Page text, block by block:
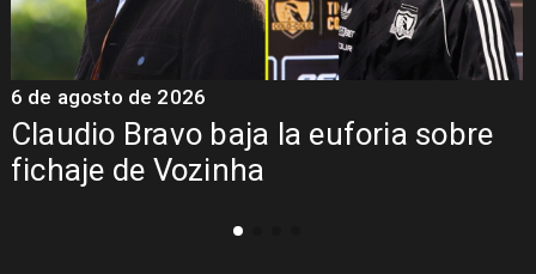
Claudio Bravo baja la euforia sobre
fichaje de Vozinha
6 de agosto de 2026